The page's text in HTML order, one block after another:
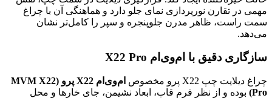
مهمی در تقارن نورپردازی نمای جلو دارد و هماهنگی آن با چراغ
سمت راست، ظاهر مدرن جلوپنجره و سپر را کامل‌تر نشان
می‌دهد.
سازگاری دقیق با ام‌وی‌ام X22 Pro
چراغ دیلایت چپ X22 پرو مخصوص
ام‌وی‌ام X22 پرو (MVM X22
Pro) بوده و از نظر فرم قاب، ابعاد نشیمن، جای خارها و محل